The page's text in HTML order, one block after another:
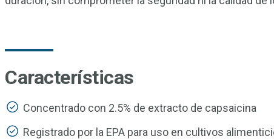
Características
Concentrado con 2.5% de extracto de capsaicina
Registrado por la EPA para uso en cultivos